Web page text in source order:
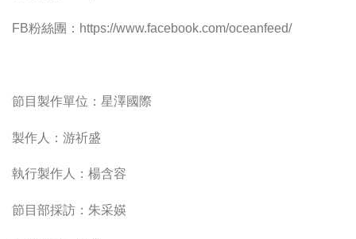
FB粉絲團：https://www.facebook.com/oceanfeed/
節目製作單位：星澤國際
製作人：游祈盛
執行製作人：楊含容
節目部採訪：朱采媖